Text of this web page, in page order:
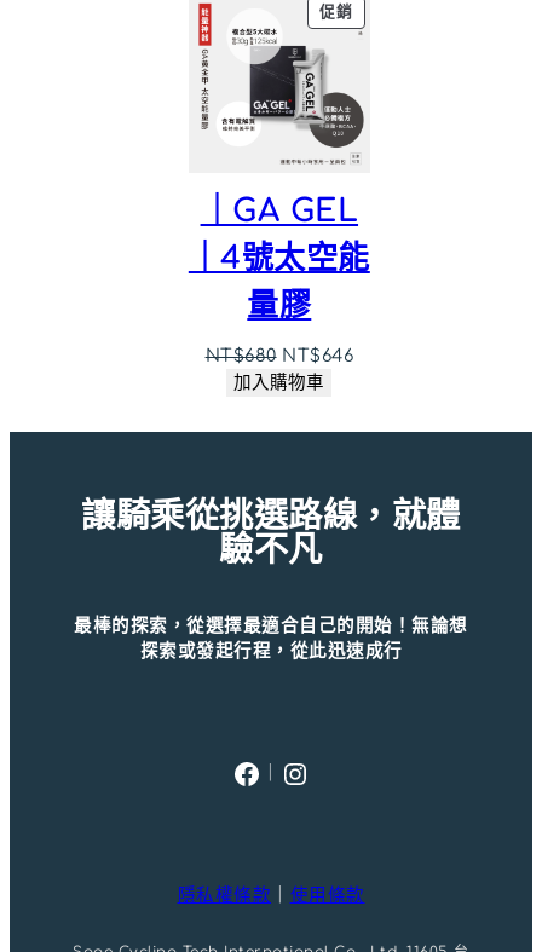
NT$1,680。NT$1,596。
促銷特
價
｜GA GEL
｜4號太空能
量膠
NT$680 原
始
格：
NT$646目
格：
加入購物車
讓騎乘從挑選路線，就體
驗不凡
最棒的探索，從選擇最適合自己的開始！無論想
探索或發起行程，從此迅速成行
Facebook
Instagram
隱私權條款 使用條款